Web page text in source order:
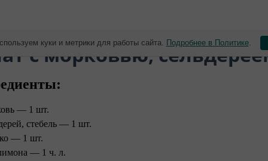
с морковью,
— 1 шт.
стебель — 1 шт.
— 1 шт.
— 1 ч. л.
куки и метрики для работы сайта. Подробнее в Политике.